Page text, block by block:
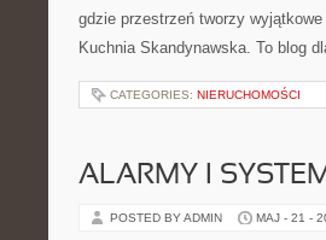
gdzie przestrzeń tworzy
Kuchnia Skandynawska. To blog
CATEGORIES: NIERUCHOMOŚCI
ALARMY I
POSTED BY ADMIN MAJ - 21 -